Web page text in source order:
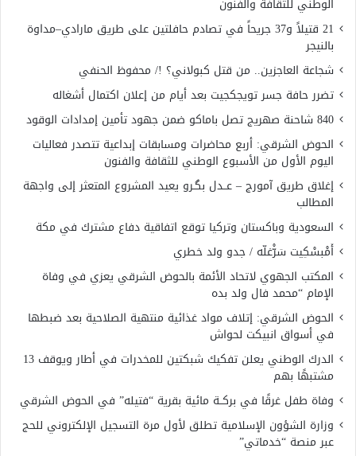
الوطني للثقافة والفنون
21 قتيلاً و37 جريحاً في تصادم حافلتين على طريق مارادي–مداوة
بالنيجر
شجاعة العاجزين.. من قتل كبولاني؟ !/ محفوظ الحنفي
تضرر حافة جسر تويجكجيت بعد أيام من إعلان اكتمال أشغاله
840 شاحنة صهريج تصل باماكو ضمن جهود تأمين إمدادات الوقود
الحوض الشرقي: أربع محاضرات ومسابقات إبداعية تتصدر فعاليات
اليوم الأول من الأسبوع الوطني للثقافة والفنون
إغلاق طريق آمورج – عــدل بگـرو يعيد المشروع المتعثر إلى واجهة
المطالب
السعودية وباكستان وتركيا توقع اتفاقية دفاع مشترك في مكة
أَمْبسْكِيت سَرّْغلّه / جدو ولد خطري
المكتب الجهوي لاتحاد الأئمة بالحوض الشرقي يعزي في وفاة
الإمام “محمد فال ولد بده
الحوض الشرقي: إتلاف مواد غذائية منتهية الصلاحية بعد ضبطها
في أسواق انبيكت لحواش
الدرك الوطني يعلن تفكيك شبكتين للمخدرات في أطار ويوقف 13
مشتبهًا بهم
وفاة طفل غرقًا في بركــة مائية بقرية “فتيله” في الحوض الشرقي
وزارة الشؤون الإسلامية تطلق لأول مرة التسجيل الإلكتروني للحج
عبر منصة “خدماتي”